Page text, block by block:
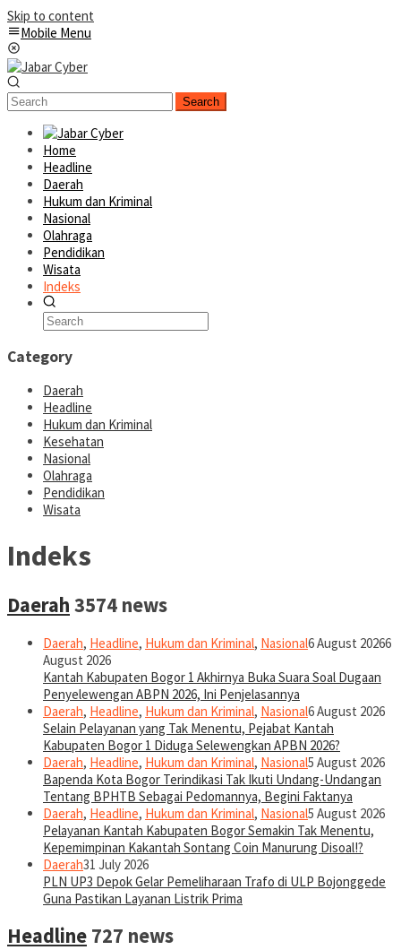
Skip to content
Mobile Menu
Search
Home
Headline
Daerah
Hukum dan Kriminal
Nasional
Olahraga
Pendidikan
Wisata
Indeks
Category
Daerah
Headline
Hukum dan Kriminal
Kesehatan
Nasional
Olahraga
Pendidikan
Wisata
Indeks
Daerah 3574 news
Daerah, Headline, Hukum dan Kriminal, Nasional6 August 20266
August 2026
Kantah Kabupaten Bogor 1 Akhirnya Buka Suara Soal Dugaan
Penyelewengan ABPN 2026, Ini Penjelasannya
Daerah, Headline, Hukum dan Kriminal, Nasional6 August 2026
Selain Pelayanan yang Tak Menentu, Pejabat Kantah
Kabupaten Bogor 1 Diduga Selewengkan APBN 2026?
Daerah, Headline, Hukum dan Kriminal, Nasional5 August 2026
Bapenda Kota Bogor Terindikasi Tak Ikuti Undang-Undangan
Tentang BPHTB Sebagai Pedomannya, Begini Faktanya
Daerah, Headline, Hukum dan Kriminal, Nasional5 August 2026
Pelayanan Kantah Kabupaten Bogor Semakin Tak Menentu,
Kepemimpinan Kakantah Sontang Coin Manurung Disoal!?
Daerah31 July 2026
PLN UP3 Depok Gelar Pemeliharaan Trafo di ULP Bojonggede
Guna Pastikan Layanan Listrik Prima
Headline 727 news